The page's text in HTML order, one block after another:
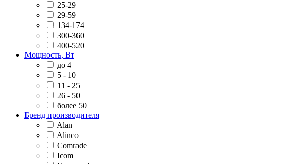
25-29
29-59
134-174
300-360
400-520
Мощность, Вт
до 4
5 - 10
11 - 25
26 - 50
более 50
Бренд производителя
Alan
Alinco
Comrade
Icom